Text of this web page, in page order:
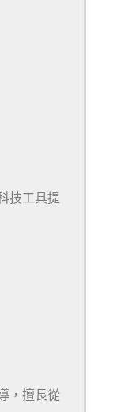
技工具提
，擅長從